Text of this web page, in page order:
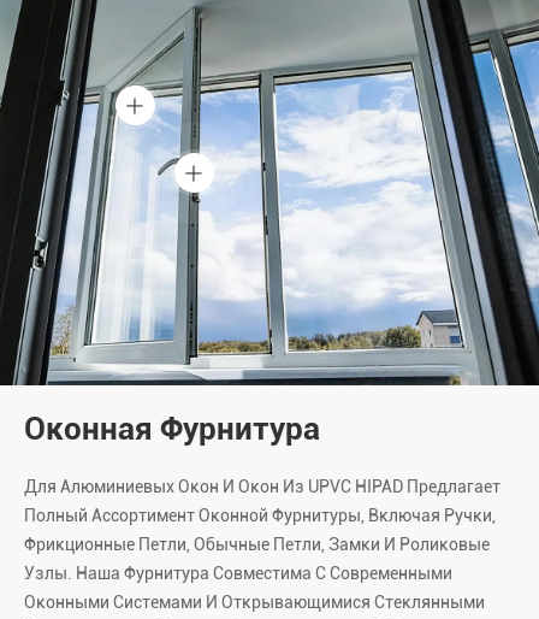
Оконная Фурнитура
Для Алюминиевых Окон И Окон Из UPVC HIPAD Предлагает
Полный Ассортимент Оконной Фурнитуры, Включая Ручки,
Фрикционные Петли, Обычные Петли, Замки И Роликовые
Узлы. Наша Фурнитура Совместима С Современными
Оконными Системами И Открывающимися Стеклянными